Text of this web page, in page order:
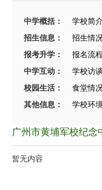
中学概括： 学校简
招生信息：
招生情
报考升学：
报名流程
中学互动：
学校访谈
校园生活：
食堂情
其他信息：
学校环
广州市黄埔军校纪念
暂无内容